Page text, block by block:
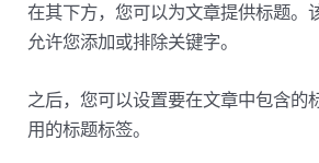
在其下方，您可以为文章提供标题。
允许您添加或排除关键字。
之后，您可以设置要在文章中包含的
用的标题标签。